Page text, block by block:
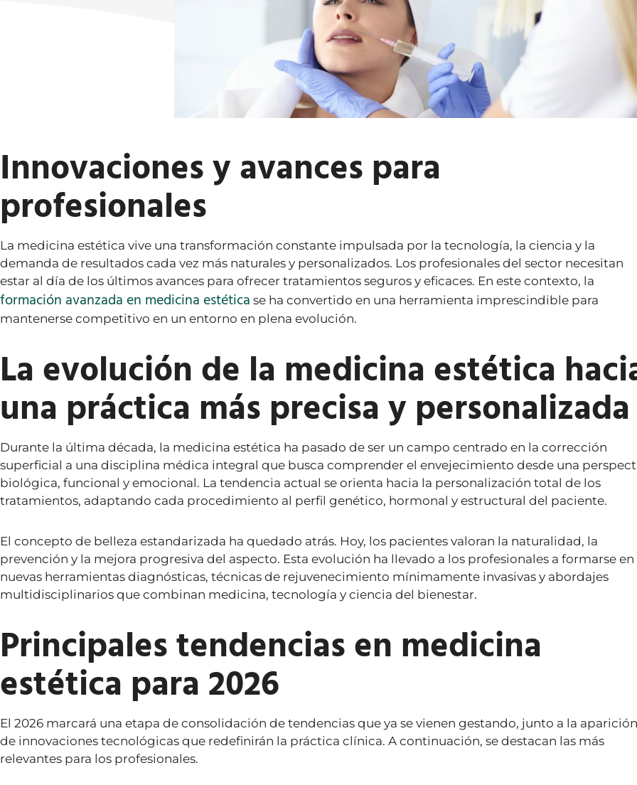
Innovaciones y avances para
profesionales
La medicina estética vive una transformación constante impulsada por la tecnología, la ciencia y la
demanda de resultados cada vez más naturales y personalizados. Los profesionales del sector necesitan
estar al día de los últimos avances para ofrecer tratamientos seguros y eficaces. En este contexto, la
formación avanzada en medicina estética se ha convertido en una herramienta imprescindible para
mantenerse competitivo en un entorno en plena evolución.
La evolución de la medicina estética
una práctica más precisa y personalizada
Durante la última década, la medicina estética ha pasado de ser un campo centrado en la corrección
superficial a una disciplina médica integral que busca comprender el envejecimiento desde una
biológica, funcional y emocional. La tendencia actual se orienta hacia la personalización total de los
tratamientos, adaptando cada procedimiento al perfil genético, hormonal y estructural del paciente.
El concepto de belleza estandarizada ha quedado atrás. Hoy, los pacientes valoran la naturalidad, la
prevención y la mejora progresiva del aspecto. Esta evolución ha llevado a los profesionales a formarse en
nuevas herramientas diagnósticas, técnicas de rejuvenecimiento mínimamente invasivas y abordajes
multidisciplinarios que combinan medicina, tecnología y ciencia del bienestar.
Principales tendencias en medicina
estética para 2026
El 2026 marcará una etapa de consolidación de tendencias que ya se vienen gestando, junto a la aparición
de innovaciones tecnológicas que redefinirán la práctica clínica. A continuación, se destacan las más
relevantes para los profesionales.